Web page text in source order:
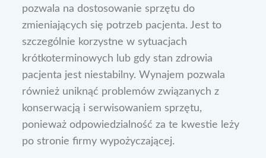
pozwala na dostosowanie sprzętu do
zmieniających się potrzeb pacjenta. Jest to
szczególnie korzystne w sytuacjach
krótkoterminowych lub gdy stan zdrowia
pacjenta jest niestabilny. Wynajem pozwala
również uniknąć problemów związanych z
konserwacją i serwisowaniem sprzętu,
ponieważ odpowiedzialność za te kwestie leży
po stronie firmy wypożyczającej.